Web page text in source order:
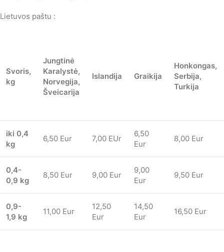
Lietuvos paštu :
Svoris,
kg
Jungtinė
Karalystė,
Norvegija,
Šveicarija
Islandija Graikija
Honkongas,
Serbija,
Turkija
iki 0,4
kg
6,50 Eur 7,00 EUr
6,50
Eur
8,00 Eur
0,4-
0,9 kg
8,50 Eur 9,00 Eur
9,00
Eur
9,50 Eur
0,9-
1,9 kg
11,00 Eur
12,50
Eur
14,50
Eur
16,50 Eur